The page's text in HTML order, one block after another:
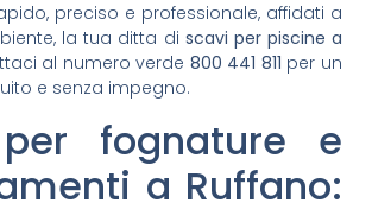
preciso e professionale, affidati a
la tua ditta di scavi per piscine a
al numero verde 800 441 811 per un
e senza impegno.
fognature e
a Ruffano: